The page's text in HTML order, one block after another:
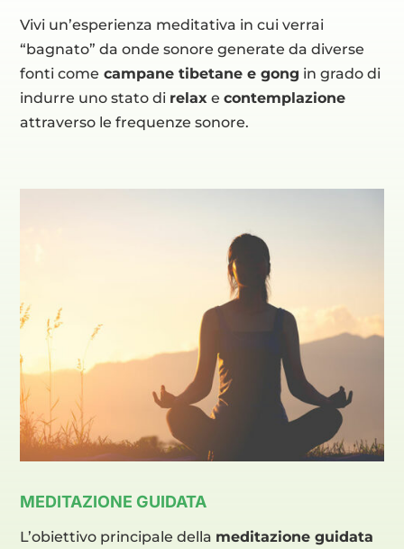
Vivi un’esperienza meditativa in cui verrai
“bagnato” da onde sonore generate da diverse
fonti come campane tibetane e gong in grado di
indurre uno stato di relax econtemplazione
attraverso le frequenze sonore.
MEDITAZIONE GUIDATA
L’obiettivo principale della meditazione guidata